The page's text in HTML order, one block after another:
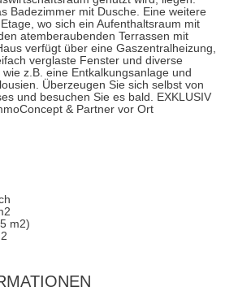
Badezimmer mit Dusche. Eine weitere
wo sich ein Aufenthaltsraum mit
atemberaubenden Terrassen mit
verfügt über eine Gaszentralheizung,
verglaste Fenster und diverse
z.B. eine Entkalkungsanlage und
Überzeugen Sie sich selbst von
und besuchen Sie es bald. EXKLUSIV
& Partner vor Ort
m2)